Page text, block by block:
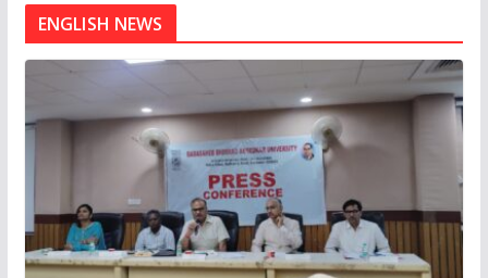
ENGLISH NEWS